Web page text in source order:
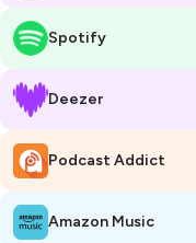
Avant de rejoindre
démarrage de la
Stage en banque privée,
Kelleher, agence Sport
Zélande ou encore le vin et
Chez TikTok France,Anna
Spotify
Deezer
Podcast Addict
Amazon Music